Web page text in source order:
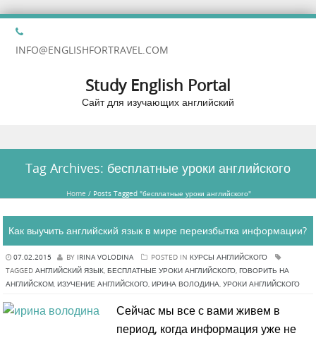
INFO@ENGLISHFORTRAVEL.COM
Study English Portal
Сайт для изучающих английский
Tag Archives: бесплатные уроки английского
Home / Posts Tagged "бесплатные уроки английского"
Как выучить английский язык в мире переизбытка информации?
07.02.2015 BY IRINA VOLODINA POSTED IN КУРСЫ АНГЛИЙСКОГО
TAGGED АНГЛИЙСКИЙ ЯЗЫК, БЕСПЛАТНЫЕ УРОКИ АНГЛИЙСКОГО, ГОВОРИТЬ НА
АНГЛИЙСКОМ, ИЗУЧЕНИЕ АНГЛИЙСКОГО, ИРИНА ВОЛОДИНА, УРОКИ АНГЛИЙСКОГО
Сейчас мы все с вами живем в
период, когда информация уже не